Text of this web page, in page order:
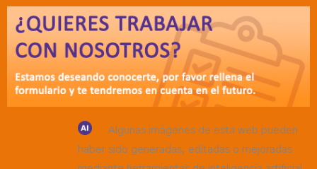
Algunas imágenes de esta web pueden
haber sido generadas, editadas o mejoradas